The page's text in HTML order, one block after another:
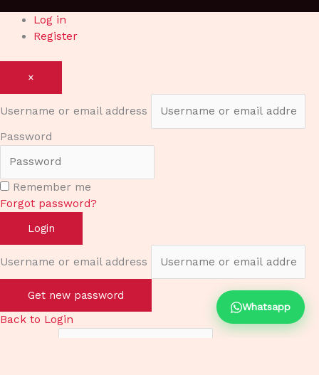
Whatsapp
Log in
Register
×
Username or email address
Password
Remember me
Forgot password?
Login
Username or email address
Get new password
Back to Login